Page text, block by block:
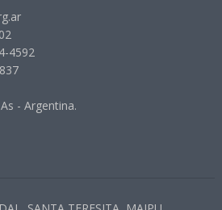
4592
- Argentina.